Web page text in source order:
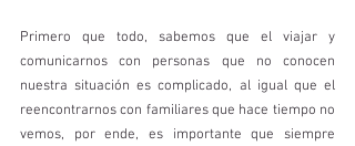
Primero que todo, sabemos que el viajar y
comunicarnos con personas que no conocen
nuestra situación es complicado, al igual que el
reencontrarnos con familiares que hace tiempo no
vemos, por ende, es importante que siempre